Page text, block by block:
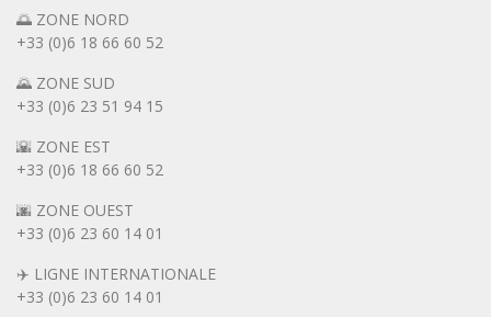
🌅 ZONE NORD
+33 (0)6 18 66 60 52
🌄 ZONE SUD
+33 (0)6 23 51 94 15
🌇 ZONE EST
+33 (0)6 18 66 60 52
🌆 ZONE OUEST
+33 (0)6 23 60 14 01
✈️ LIGNE INTERNATIONALE
+33 (0)6 23 60 14 01